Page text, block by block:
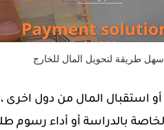
طريقة لتحويل المال للخارج
استقبال المال من دول اخرى
بالدراسة أو أداء رسوم